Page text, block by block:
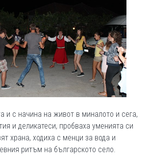
и с начина на живот в миналото и сега,
и деликатеси, пробваха уменията си
храна, ходиха с менци за вода и
ритъм на българското село.